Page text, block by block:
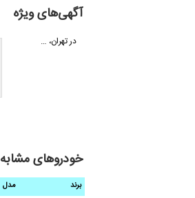
آگهی‌های ویژه
در تهران، …
خودروهای مشابه
برند مدل